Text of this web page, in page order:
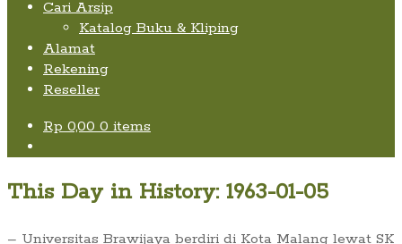
Cari Arsip
Katalog Buku & Kliping
Alamat
Rekening
Reseller
Rp 0,00 0 items
This Day in History: 1963-01-05
– Universitas Brawijaya berdiri di Kota Malang lewat SK